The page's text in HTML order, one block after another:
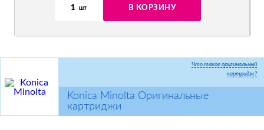
1 шт В КОРЗИНУ
Что такое оригинальный
картридж?
Konica Minolta Оригинальные
картриджи